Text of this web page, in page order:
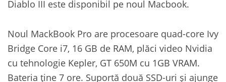
Diablo III este disponibil pe noul Macbook.
Noul MackBook Pro are procesoare quad-core Ivy
Bridge Core i7, 16 GB de RAM, plăci video Nvidia
cu tehnologie Kepler, GT 650M cu 1GB VRAM.
Bateria ține 7 ore. Suportă două SSD-uri și ajunge